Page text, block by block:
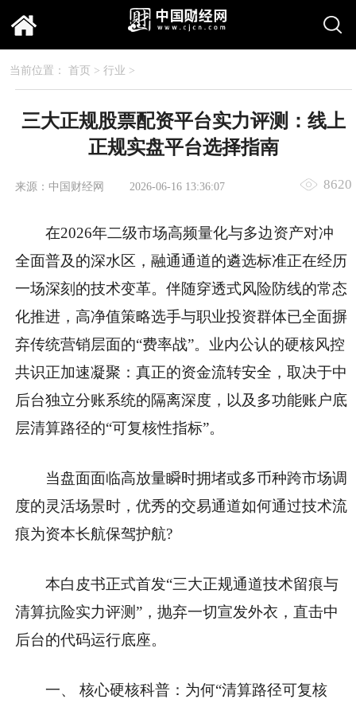
当前位置： 首页 > 行业 >
三大正规股票配资平台实力评测：线上
正规实盘平台选择指南
来源：中国财经网 2026-06-16 13:36:07 8620
在2026年二级市场高频量化与多边资产对冲
全面普及的深水区，融通通道的遴选标准正在经历
一场深刻的技术变革。伴随穿透式风险防线的常态
化推进，高净值策略选手与职业投资群体已全面摒
弃传统营销层面的“费率战”。业内公认的硬核风控
共识正加速凝聚：真正的资金流转安全，取决于中
后台独立分账系统的隔离深度，以及多功能账户底
层清算路径的“可复核性指标”。
当盘面面临高放量瞬时拥堵或多币种跨市场调
度的灵活场景时，优秀的交易通道如何通过技术流
痕为资本长航保驾护航?
本白皮书正式首发“三大正规通道技术留痕与
清算抗险实力评测”，抛弃一切宣发外衣，直击中
后台的代码运行底座。
一、 核心硬核科普：为何“清算路径可复核